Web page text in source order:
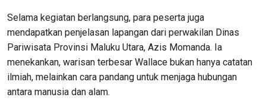
Selama kegiatan berlangsung, para peserta juga
mendapatkan penjelasan lapangan dari perwakilan Dinas
Pariwisata Provinsi Maluku Utara, Azis Momanda. Ia
menekankan, warisan terbesar Wallace bukan hanya catatan
ilmiah, melainkan cara pandang untuk menjaga hubungan
antara manusia dan alam.